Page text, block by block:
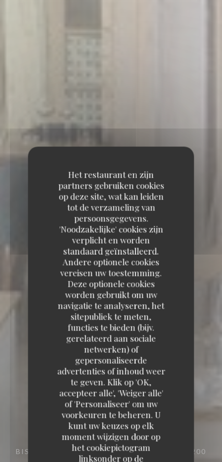
Het restaurant en zijn
partners gebruiken cookies
op deze site, wat kan leiden
tot de verzameling van
persoonsgegevens.
'Noodzakelijke' cookies zijn
verplicht en worden
standaard geïnstalleerd.
Andere optionele cookies
vereisen uw toestemming.
Deze optionele cookies
worden gebruikt om uw
navigatie te analyseren, het
sitepubliek te meten,
functies te bieden (bijv.
gerelateerd aan sociale
netwerken) of
gepersonaliseerde
advertenties of inhoud weer
te geven. Klik op 'OK,
accepteer alle', 'Weiger alle'
of 'Personaliseer' om uw
voorkeuren te beheren. U
kunt uw keuzes op elk
moment wijzigen door op
het cookiepictogram
linksonder op de
BISTRONOMIQUE
39 RUE DES ARÈNES 13200